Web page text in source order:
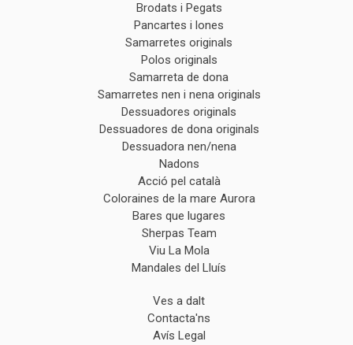
Brodats i Pegats
Pancartes i lones
Samarretes originals
Polos originals
Samarreta de dona
Samarretes nen i nena originals
Dessuadores originals
Dessuadores de dona originals
Dessuadora nen/nena
Nadons
Acció pel català
Coloraines de la mare Aurora
Bares que lugares
Sherpas Team
Viu La Mola
Mandales del Lluís
Ves a dalt
Contacta'ns
Avís Legal